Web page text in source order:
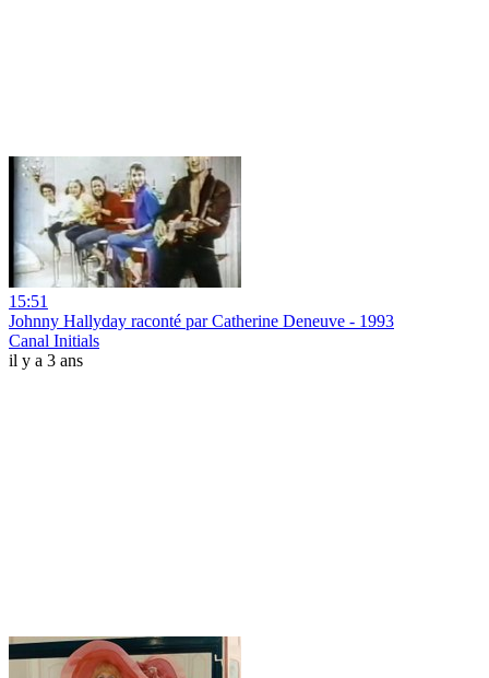
15:51
Johnny Hallyday raconté par Catherine Deneuve - 1993
Canal Initials
il y a 3 ans